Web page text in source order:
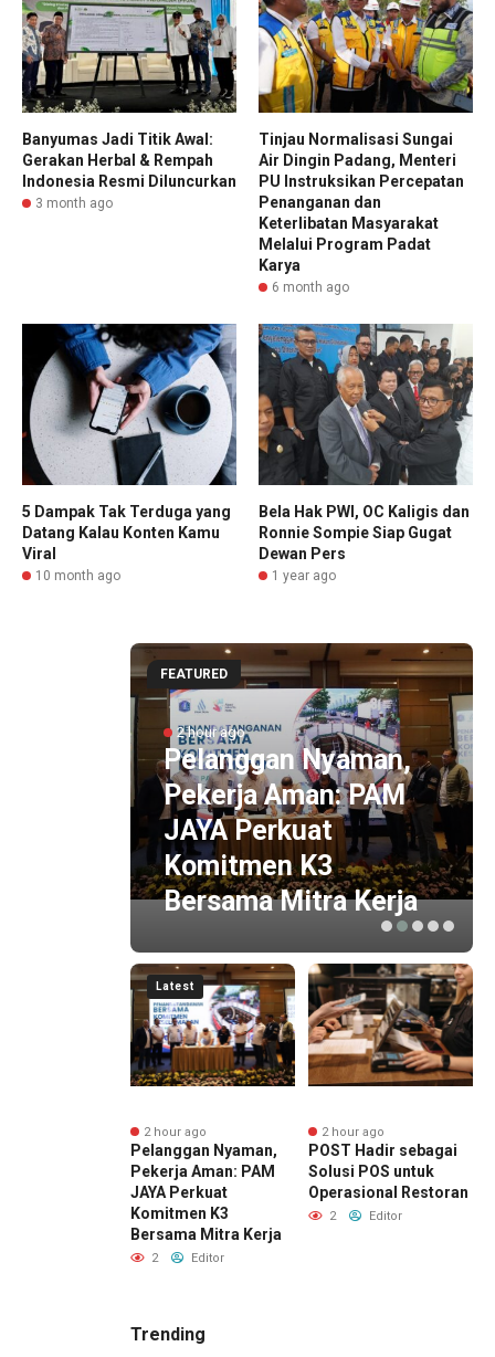
Banyumas Jadi Titik Awal:
Gerakan Herbal & Rempah
Indonesia Resmi Diluncurkan
3 month ago
Tinjau Normalisasi Sungai
Air Dingin Padang, Menteri
PU Instruksikan Percepatan
Penanganan dan
Keterlibatan Masyarakat
Melalui Program Padat
Karya
6 month ago
5 Dampak Tak Terduga yang
Datang Kalau Konten Kamu
Viral
10 month ago
Bela Hak PWI, OC Kaligis dan
Ronnie Sompie Siap Gugat
Dewan Pers
1 year ago
FEATURED
2 hour ago
Pelanggan Nyaman,
Pekerja Aman: PAM
JAYA Perkuat
Komitmen K3
Bersama Mitra Kerja
Latest
2 hour ago
Pelanggan Nyaman,
Pekerja Aman: PAM
JAYA Perkuat
Komitmen K3
Bersama Mitra Kerja
2 Editor
2 hour ago
POST Hadir sebagai
Solusi POS untuk
Operasional Restoran
2 Editor
Trending